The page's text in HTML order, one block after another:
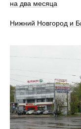
на два месяца
Нижний Новгород и